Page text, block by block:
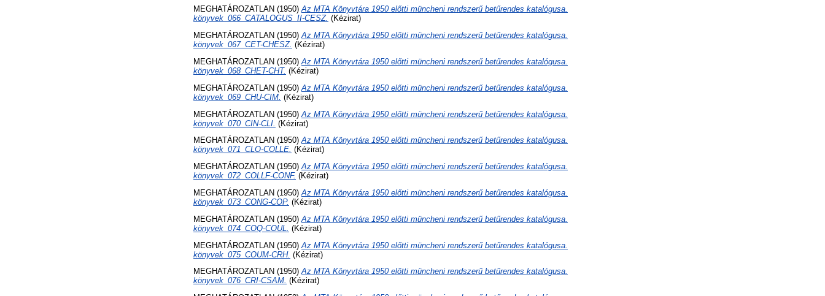
MEGHATÁROZATLAN (1950)Az MTA Könyvtára 1950 előtti müncheni rendszerű betűrendes katalógusa.
könyvek_066_CATALOGUS_II-CESZ. (Kézirat)
MEGHATÁROZATLAN (1950)Az MTA Könyvtára 1950 előtti müncheni rendszerű betűrendes katalógusa.
könyvek_067_CET-CHESZ. (Kézirat)
MEGHATÁROZATLAN (1950) Az MTA Könyvtára 1950 előtti müncheni rendszerű betűrendes katalógusa.
könyvek_068_CHET-CHT. (Kézirat)
MEGHATÁROZATLAN (1950) Az MTA Könyvtára 1950 előtti müncheni rendszerű betűrendes katalógusa.
könyvek_069_CHU-CIM. (Kézirat)
MEGHATÁROZATLAN (1950) Az MTA Könyvtára 1950 előtti müncheni rendszerű betűrendes katalógusa.
könyvek_070_CIN-CLI. (Kézirat)
MEGHATÁROZATLAN (1950)Az MTA Könyvtára 1950 előtti müncheni rendszerű betűrendes katalógusa.
könyvek_071_CLO-COLLE. (Kézirat)
MEGHATÁROZATLAN (1950)Az MTA Könyvtára 1950 előtti müncheni rendszerű betűrendes katalógusa.
könyvek_072_COLLF-CONF. (Kézirat)
MEGHATÁROZATLAN (1950) Az MTA Könyvtára 1950 előtti müncheni rendszerű betűrendes katalógusa.
könyvek_073_CONG-COP. (Kézirat)
MEGHATÁROZATLAN (1950) Az MTA Könyvtára 1950 előtti müncheni rendszerű betűrendes katalógusa.
könyvek_074_COQ-COUL.
(Kézirat)
MEGHATÁROZATLAN (1950) Az MTA Könyvtára 1950 előtti müncheni rendszerű betűrendes katalógusa.
könyvek_075_COUM-CRH. (Kézirat)
MEGHATÁROZATLAN (1950)Az MTA Könyvtára 1950 előtti müncheni rendszerű betűrendes katalógusa.
könyvek_076_CRI-CSAM. (Kézirat)